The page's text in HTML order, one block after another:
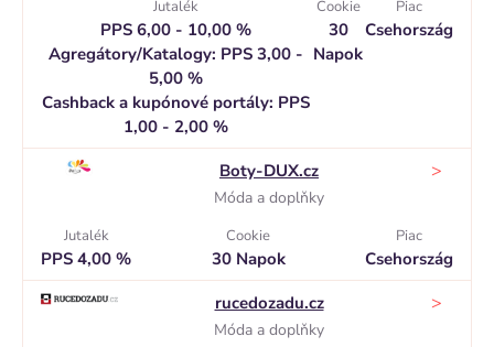
Jutalék
PPS 6,00 - 10,00 %
Agregátory/Katalogy: PPS 3,00 -
5,00 %
Cashback a kupónové portály: PPS
1,00 - 2,00 %
Cookie
30
Napok
Piac
Csehország
Boty-DUX.cz
Móda a doplňky
>
Jutalék
PPS 4,00 %
Cookie
30 Napok
Piac
Csehország
rucedozadu.cz
Móda a doplňky
>